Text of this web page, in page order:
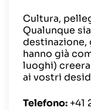
Cultura,
Qualunque
destinazione,
hanno già
luoghi)
ai vostri
Telefono: +41